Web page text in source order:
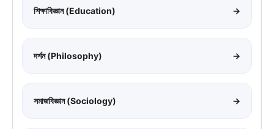
শিক্ষাবিজ্ঞান (Education) →
দর্শন (Philosophy) →
সমাজবিজ্ঞান (Sociology) →